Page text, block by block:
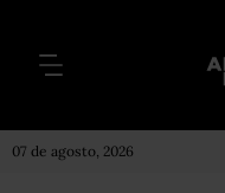
07 de agosto, 2026